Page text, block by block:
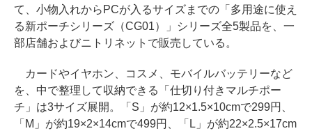
て、小物入れからPCが入るサイズまでの「多用途に使え
る新ポーチシリーズ（CG01）」シリーズ全5製品を、一
部店舗およびニトリネットで販売している。
カードやイヤホン、コスメ、モバイルバッテリーなど
を、中で整理して収納できる「仕切り付きマルチポー
チ」は3サイズ展開。「S」が約12×1.5×10cmで299円、
「M」が約19×2×14cmで499円、「L」が約22×2.5×17cm